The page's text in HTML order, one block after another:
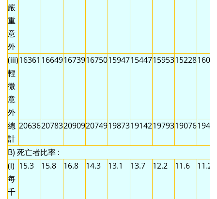
嚴
重
意
外
(iii)
輕
微
意
外
16361 16649167391675015947154471595315228
總
計
2063620783209092074919873191421979319076
B) 死亡者比率 :
(i)
每
千
15.3 15.8 16.8 14.3 13.1 13.7 12.2 11.6 11.2